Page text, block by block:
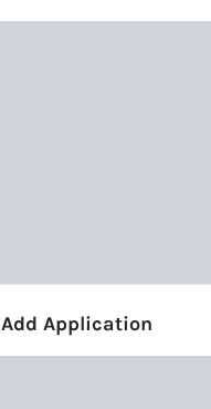
Add Application